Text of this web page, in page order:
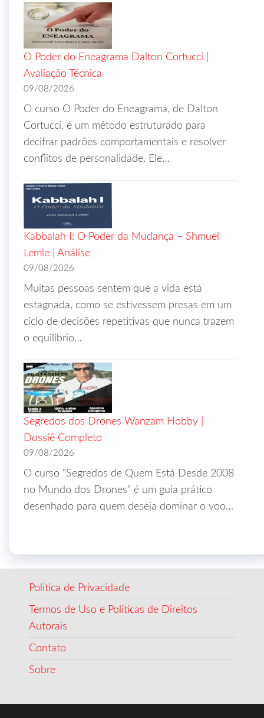
O Poder do Eneagrama Dalton Cortucci |
Avaliação Técnica
09/08/2026
O curso O Poder do Eneagrama, de Dalton
Cortucci, é um método estruturado para
decifrar padrões comportamentais e resolver
conflitos de personalidade. Ele…
Kabbalah I: O Poder da Mudança – Shmuel
Lemle | Análise
09/08/2026
Muitas pessoas sentem que a vida está
estagnada, como se estivessem presas em um
ciclo de decisões repetitivas que nunca trazem
o equilíbrio…
Segredos dos Drones Wanzam Hobby |
Dossiê Completo
09/08/2026
O curso “Segredos de Quem Está Desde 2008
no Mundo dos Drones” é um guia prático
desenhado para quem deseja dominar o voo…
Politica de Privacidade
Termos de Uso e Políticas de Direitos
Autorais
Contato
Sobre